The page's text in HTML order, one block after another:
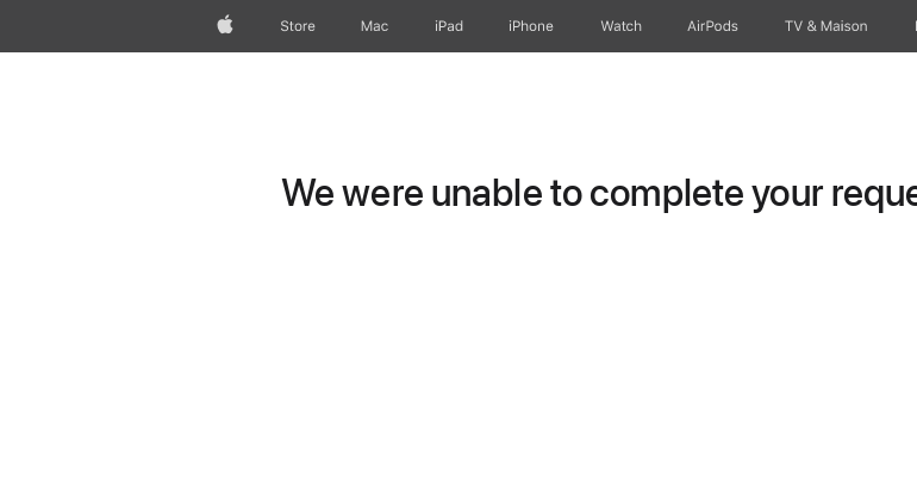
AppleStore Mac iPad iPhone Watch AirPods TV & Maison
We were unable to complete your